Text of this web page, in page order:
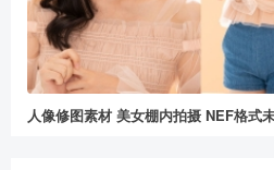
人像修图素材 美女棚内拍摄 NEF格式